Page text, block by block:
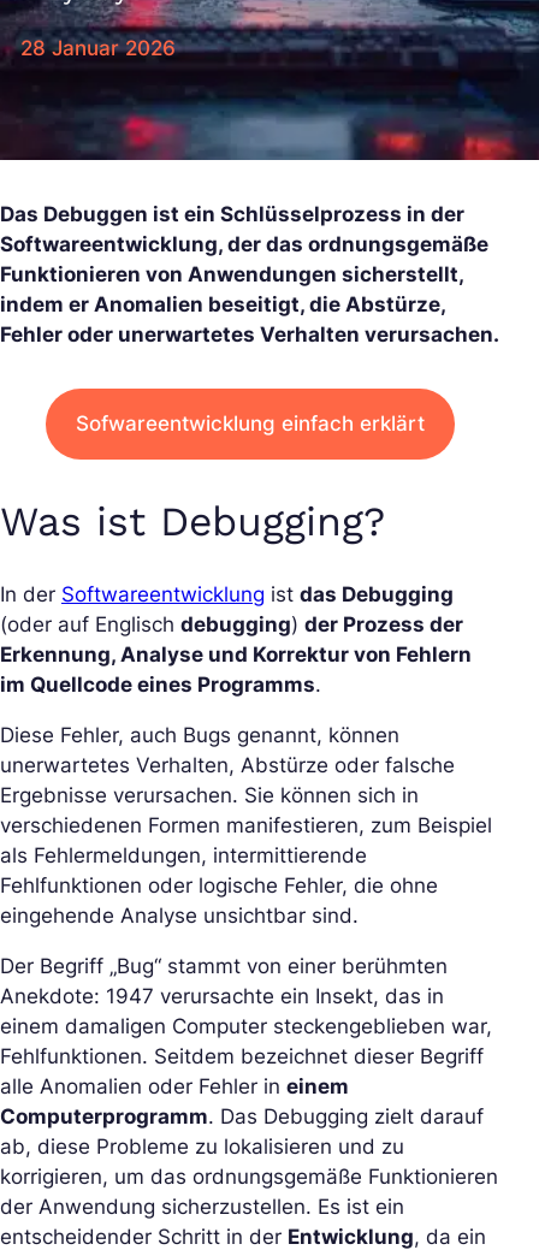
28 Januar 2026
Das Debuggen ist ein Schlüsselprozess in der
Softwareentwicklung, der das ordnungsgemäße
Funktionieren von Anwendungen sicherstellt,
indem er Anomalien beseitigt, die Abstürze,
Fehler oder unerwartetes Verhalten verursachen.
Sofwareentwicklung einfach erklärt
Was ist Debugging?
In der Softwareentwicklung ist das Debugging
(oder auf Englisch debugging) der Prozess der
Erkennung, Analyse und Korrektur von Fehlern
im Quellcode eines Programms.
Diese Fehler, auch Bugs genannt, können
unerwartetes Verhalten, Abstürze oder falsche
Ergebnisse verursachen. Sie können sich in
verschiedenen Formen manifestieren, zum Beispiel
als Fehlermeldungen, intermittierende
Fehlfunktionen oder logische Fehler, die ohne
eingehende Analyse unsichtbar sind.
Der Begriff „Bug“ stammt von einer berühmten
Anekdote: 1947 verursachte ein Insekt, das in
einem damaligen Computer steckengeblieben war,
Fehlfunktionen. Seitdem bezeichnet dieser Begriff
alle Anomalien oder Fehler in einem
Computerprogramm. Das Debugging zielt darauf
ab, diese Probleme zu lokalisieren und zu
korrigieren, um das ordnungsgemäße Funktionieren
der Anwendung sicherzustellen. Es ist ein
entscheidender Schritt in der Entwicklung, da ein